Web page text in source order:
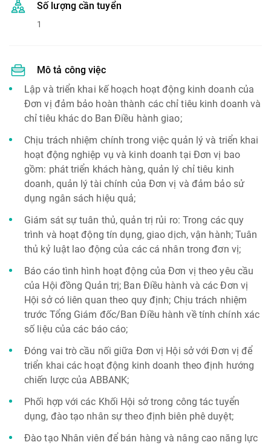
Số lượng cần tuyển
1
Mô tả công việc
Lập và triển khai kế hoạch hoạt động kinh doanh của
Đơn vị đảm bảo hoàn thành các chỉ tiêu kinh doanh và
chỉ tiêu khác do Ban Điều hành giao;
Chịu trách nhiệm chính trong việc quản lý và triển khai
hoạt động nghiệp vụ và kinh doanh tại Đơn vị bao
gồm: phát triển khách hàng, quản lý chỉ tiêu kinh
doanh, quản lý tài chính của Đơn vị và đảm bảo sử
dụng ngân sách hiệu quả;
Giám sát sự tuân thủ, quản trị rủi ro: Trong các quy
trình và hoạt động tín dụng, giao dịch, vận hành; Tuân
thủ kỷ luật lao động của các cá nhân trong đơn vị;
Báo cáo tình hình hoạt động của Đơn vị theo yêu cầu
của Hội đồng Quản trị; Ban Điều hành và các Đơn vị
Hội sở có liên quan theo quy định; Chịu trách nhiệm
trước Tổng Giám đốc/Ban Điều hành về tính chính xác
số liệu của các báo cáo;
Đóng vai trò cầu nối giữa Đơn vị Hội sở với Đơn vị để
triển khai các hoạt động kinh doanh theo định hướng
chiến lược của ABBANK;
Phối hợp với các Khối Hội sở trong công tác tuyển
dụng, đào tạo nhân sự theo định biên phê duyệt;
Đào tạo Nhân viên để bán hàng và nâng cao năng lực